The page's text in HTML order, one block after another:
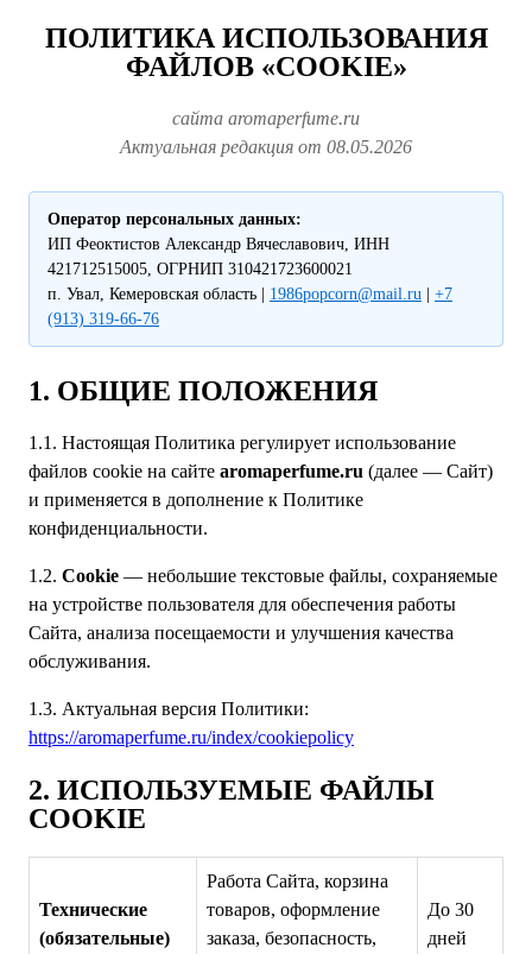
ПОЛИТИКА ИСПОЛЬЗОВАНИЯ
ФАЙЛОВ «COOKIE»
сайта aromaperfume.ru
Актуальная редакция от 08.05.2026
Оператор персональных данных:
ИП Феоктистов Александр Вячеславович, ИНН
421712515005, ОГРНИП 310421723600021
п. Увал, Кемеровская область | 1986popcorn@mail.ru
+7
(913) 319-66-76
1. ОБЩИЕ ПОЛОЖЕНИЯ
1.1. Настоящая Политика регулирует использование
файлов cookie на сайте aromaperfume.ru (далее — Сайт)
и применяется в дополнение к Политике
конфиденциальности.
1.2. Cookie — небольшие текстовые файлы, сохраняемые
на устройстве пользователя для обеспечения работы
Сайта, анализа посещаемости и улучшения качества
обслуживания.
1.3. Актуальная версия Политики:
https://aromaperfume.ru/index/cookiepolicy
2. ИСПОЛЬЗУЕМЫЕ ФАЙЛЫ
COOKIE
Технические
(обязательные)
Работа Сайта, корзина
товаров, оформление
заказа, безопасность,
До 30
дней